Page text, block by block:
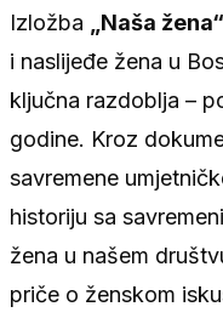
Izložba „Naša žena“
i naslijeđe žena u
ključna razdoblja –
godine. Kroz
savremene
historiju sa
žena u našem
priče o ženskom